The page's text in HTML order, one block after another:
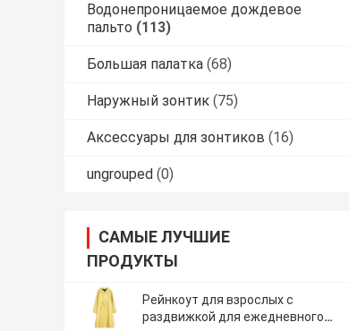
Водонепроницаемое дождевое
пальто (113)
Большая палатка (68)
Наружный зонтик (75)
Аксессуары для зонтиков (16)
ungrouped (0)
САМЫЕ ЛУЧШИЕ
ПРОДУКТЫ
Рейнкоут для взрослых с
раздвижкой для ежедневного